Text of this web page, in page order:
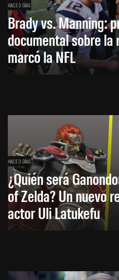
HACE 3 DÍAS
Brady vs. Manning:
documental sobre la
marcó la NFL
HACE 3 DÍAS
¿Quién será
of Zelda? Un nuevo
actor Uli Latukefu